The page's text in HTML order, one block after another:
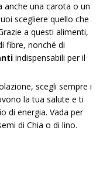
anche una carota o un
scegliere quello che
a questi alimenti,
fibre, nonché di
indispensabili per il
scegli sempre i
la tua salute e ti
di energia. Vada per
di Chia o di lino.